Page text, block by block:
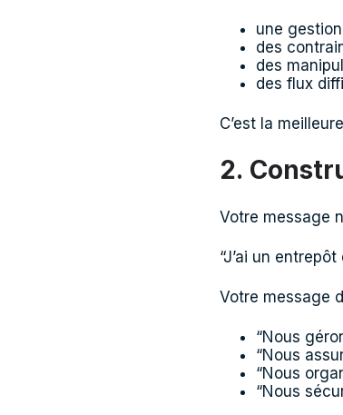
une
des
des
des flux
C’est la
2.
Votre message
“J’ai un
Votre message
“Nous
“Nous
“Nous
“Nous